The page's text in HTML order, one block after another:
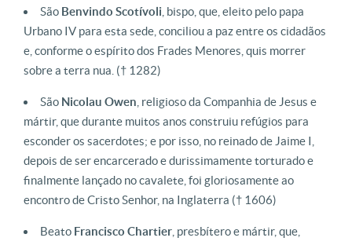
São Benvindo Scotívoli , bispo, que, eleito pelo papa
Urbano IV para esta sede, conciliou a paz entre os cidadãos
e, conforme o espírito dos Frades Menores, quis morrer
sobre a terra nua. († 1282)
São Nicolau Owen , religioso da Companhia de Jesus e
mártir, que durante muitos anos construiu refúgios para
esconder os sacerdotes; e por isso, no reinado de Jaime I,
depois de ser encarcerado e durissimamente torturado e
finalmente lançado no cavalete, foi gloriosamente ao
encontro de Cristo Senhor, na Inglaterra († 1606)
Beato Francisco Chartier , presbítero e mártir, que,